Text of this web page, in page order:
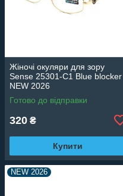
Жіночі окуляри для зору
Sense 25301-C1 Blue blocker
NEW 2026
Готово до відправки
320 ₴
Купити
NEW 2026